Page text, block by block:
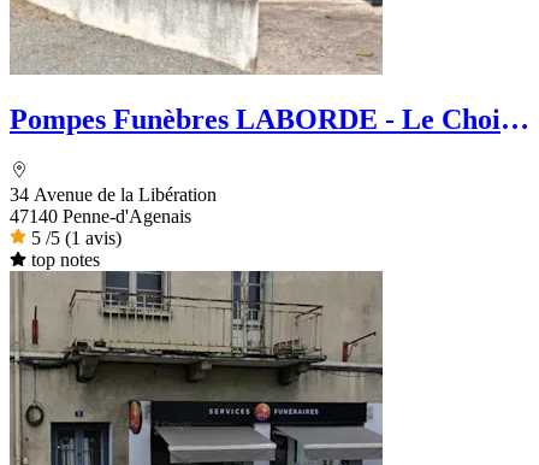
Pompes Funèbres LABORDE - Le Choix
34 Avenue de la Libération
47140 Penne-d'Agenais
5 /5 (1 avis)
top notes